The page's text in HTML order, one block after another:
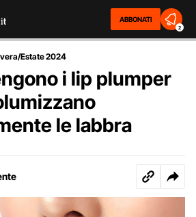
ABBONATI
2
Estate 2024
i lip plumper
le labbra